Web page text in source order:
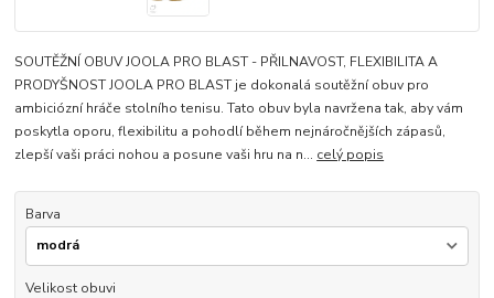
SOUTĚŽNÍ OBUV JOOLA PRO BLAST - PŘILNAVOST, FLEXIBILITA A
PRODYŠNOST JOOLA PRO BLAST je dokonalá soutěžní obuv pro
ambiciózní hráče stolního tenisu. Tato obuv byla navržena tak, aby vám
poskytla oporu, flexibilitu a pohodlí během nejnáročnějších zápasů,
zlepší vaši práci nohou a posune vaši hru na n... celý popis
Barva
Velikost obuvi